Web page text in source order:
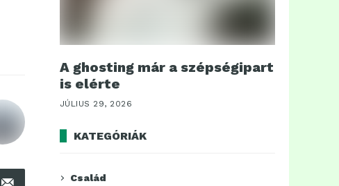
A ghosting már a szépségipart
is elérte
JÚLIUS 29, 2026
KATEGÓRIÁK
Család